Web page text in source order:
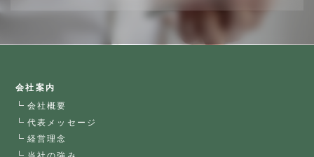
会社案内
会社概要
代表メッセージ
経営理念